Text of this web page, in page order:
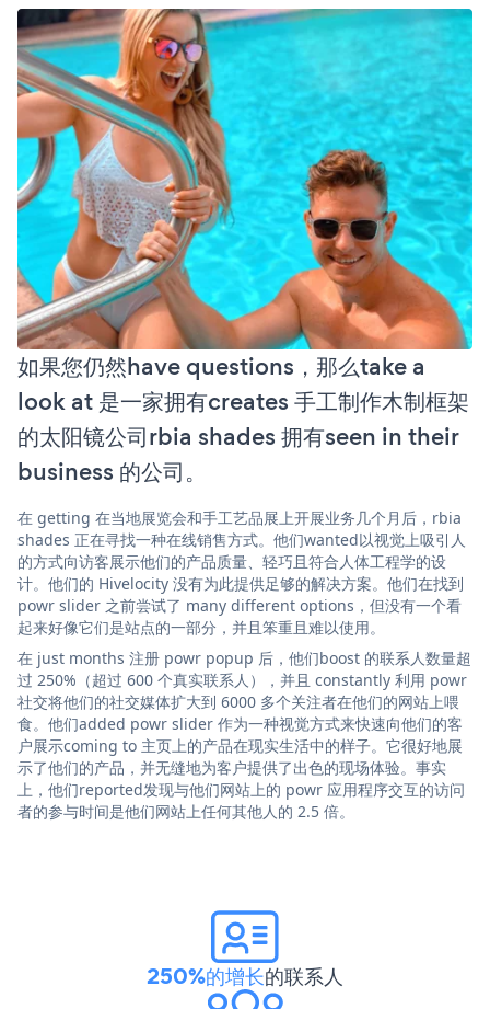
如果您仍然have questions，那么take a
look at 是一家拥有creates 手工制作木制框架
的太阳镜公司rbia shades 拥有seen in their
business 的公司。
在 getting 在当地展览会和手工艺品展上开展业务几个月后，rbia
shades 正在寻找一种在线销售方式。他们wanted以视觉上吸引人
的方式向访客展示他们的产品质量、轻巧且符合人体工程学的设
计。他们的 Hivelocity 没有为此提供足够的解决方案。他们在找到
powr slider 之前尝试了 many different options，但没有一个看
起来好像它们是站点的一部分，并且笨重且难以使用。
在 just months 注册 powr popup 后，他们boost 的联系人数量超
过 250%（超过 600 个真实联系人），并且 constantly 利用 powr
社交将他们的社交媒体扩大到 6000 多个关注者在他们的网站上喂
食。他们added powr slider 作为一种视觉方式来快速向他们的客
户展示coming to 主页上的产品在现实生活中的样子。它很好地展
示了他们的产品，并无缝地为客户提供了出色的现场体验。事实
上，他们reported发现与他们网站上的 powr 应用程序交互的访问
者的参与时间是他们网站上任何其他人的 2.5 倍。
250%的增长的联系人